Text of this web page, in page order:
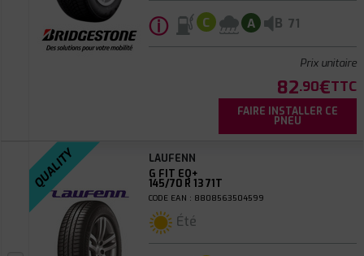
ⓘ C A B 71
Prix unitaire
82.90€TTC
FAIRE INSTALLER CE
PNEU
QUALITY
LAUFENN
G FIT EQ+
145/70 R 13 71T
CODE EAN : 8808563504599
Été